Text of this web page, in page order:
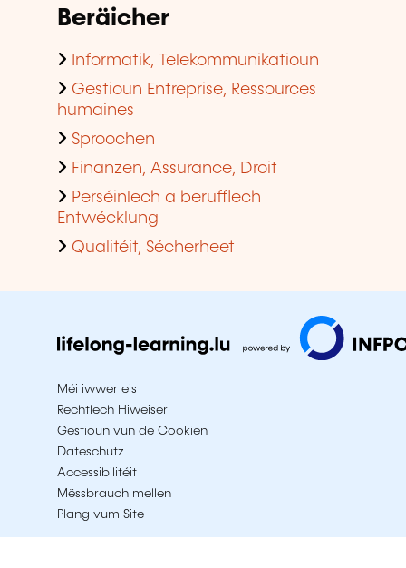
Beräicher
Informatik, Telekommunikatioun
Gestioun Entreprise, Ressources
humaines
Sproochen
Finanzen, Assurance, Droit
Perséinlech a berufflech
Entwécklung
Qualitéit, Sécherheet
Méi iwwer eis
Rechtlech Hiweiser
Gestioun vun de Cookien
Dateschutz
Accessibilitéit
Mëssbrauch mellen
Plang vum Site